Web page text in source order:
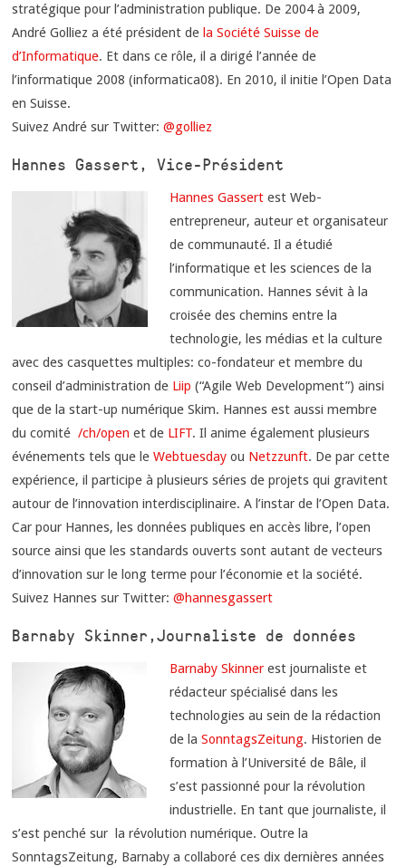
stratégique pour l’administration publique. De 2004 à 2009,
André Golliez a été président de la Société Suisse de
d’Informatique. Et dans ce rôle, il a dirigé l’année de
l’informatique 2008 (informatica08). En 2010, il initie l’Open Data
en Suisse.
Suivez André sur Twitter:@golliez
Hannes Gassert, Vice-Président
Hannes Gassert est Web-
entrepreneur, auteur et organisateur
de communauté. Il a étudié
l’informatique et les sciences de la
communication. Hannes sévit à la
croisée des chemins entre la
technologie, les médias et la culture
avec des casquettes multiples: co-fondateur et membre du
conseil d’administration de Liip (“Agile Web Development”) ainsi
que de la start-up numérique Skim. Hannes est aussi membre
du comité/ch/open et de LIFT. Il anime également plusieurs
événements tels que leWebtuesday ou Netzzunft. De par cette
expérience, il participe à plusieurs séries de projets qui gravitent
autour de l’innovation interdisciplinaire. A l’instar de l’Open Data.
Car pour Hannes, les données publiques en accès libre, l’open
source ainsi que les standards ouverts sont autant de vecteurs
d’innovation sur le long terme pour l’économie et la société.
Suivez Hannes sur Twitter:@hannesgassert
Barnaby Skinner, Journaliste de données
Barnaby Skinner est journaliste et
rédacteur spécialisé dans les
technologies au sein de la rédaction
de laSonntagsZeitung. Historien de
formation à l’Université de Bâle, il
s’est passionné pour la révolution
industrielle. En tant que journaliste, il
s’est penché sur la révolution numérique. Outre la
SonntagsZeitung, Barnaby a collaboré ces dix dernières années